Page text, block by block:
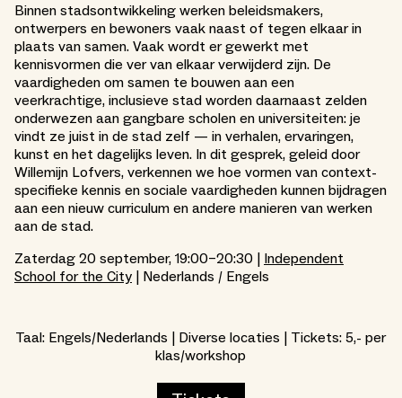
Binnen stadsontwikkeling werken beleidsmakers,
ontwerpers en bewoners vaak naast of tegen elkaar in
plaats van samen. Vaak wordt er gewerkt met
kennisvormen die ver van elkaar verwijderd zijn. De
vaardigheden om samen te bouwen aan een
veerkrachtige, inclusieve stad worden daarnaast zelden
onderwezen aan gangbare scholen en universiteiten: je
vindt ze juist in de stad zelf — in verhalen, ervaringen,
kunst en het dagelijks leven. In dit gesprek, geleid door
Willemijn Lofvers, verkennen we hoe vormen van context-
specifieke kennis en sociale vaardigheden kunnen bijdragen
aan een nieuw curriculum en andere manieren van werken
aan de stad.
Zaterdag 20 september, 19:00–20:30 | Independent
School for the City | Nederlands / Engels
Taal: Engels/Nederlands | Diverse locaties | Tickets: 5,- per
klas/workshop